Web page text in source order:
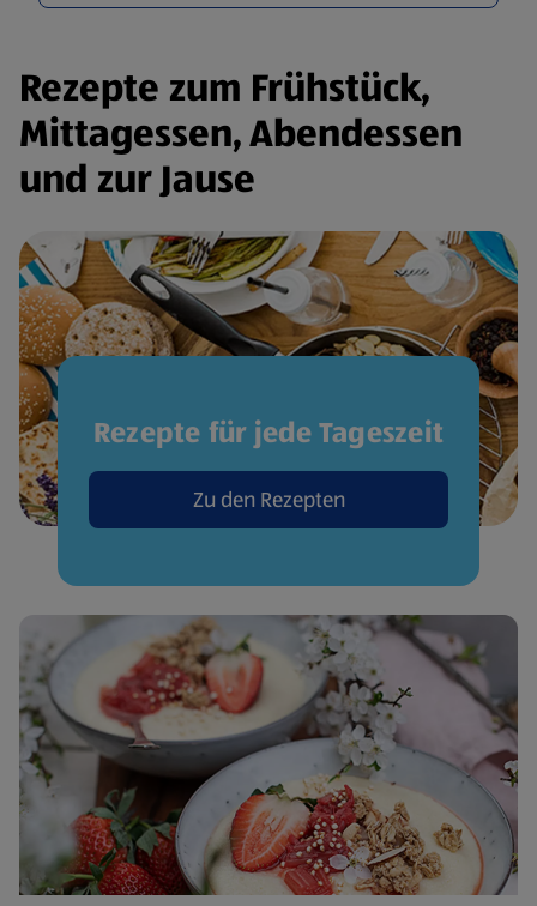
Rezepte zum Frühstück,
Mittagessen, Abendessen
und zur Jause
Rezepte für jede Tageszeit
Zu den Rezepten